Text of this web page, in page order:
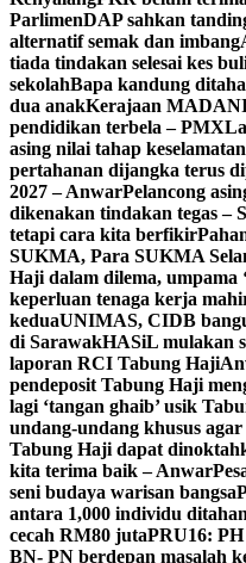
ParlimenDAP sahkan
alternatif semak dan imbang
tiada tindakan selesai kes
sekolahBapa kandung
dua anakKerajaan
pendidikan terbela – PMX
asing nilai tahap
pertahanan dijangka terus
2027 – AnwarPelancong
dikenakan tindakan tegas –
tetapi cara kita berfikir
SUKMA, Para SUKMA
Haji dalam dilema, umpama
keperluan tenaga kerja
keduaUNIMAS, CIDB
di SarawakHASiL mulakan
laporan RCI Tabung Haji
pendeposit Tabung Haji
lagi ‘tangan ghaib’ usik
undang-undang khusus
Tabung Haji dapat
kita terima baik – Anwar
seni budaya warisan bangsa
antara 1,000 individu
cecah RM80 jutaPRU16:
BN- PN berdepan masalah